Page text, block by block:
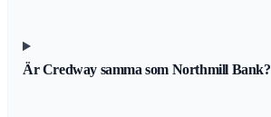
Är Credway samma som Northmill Bank?